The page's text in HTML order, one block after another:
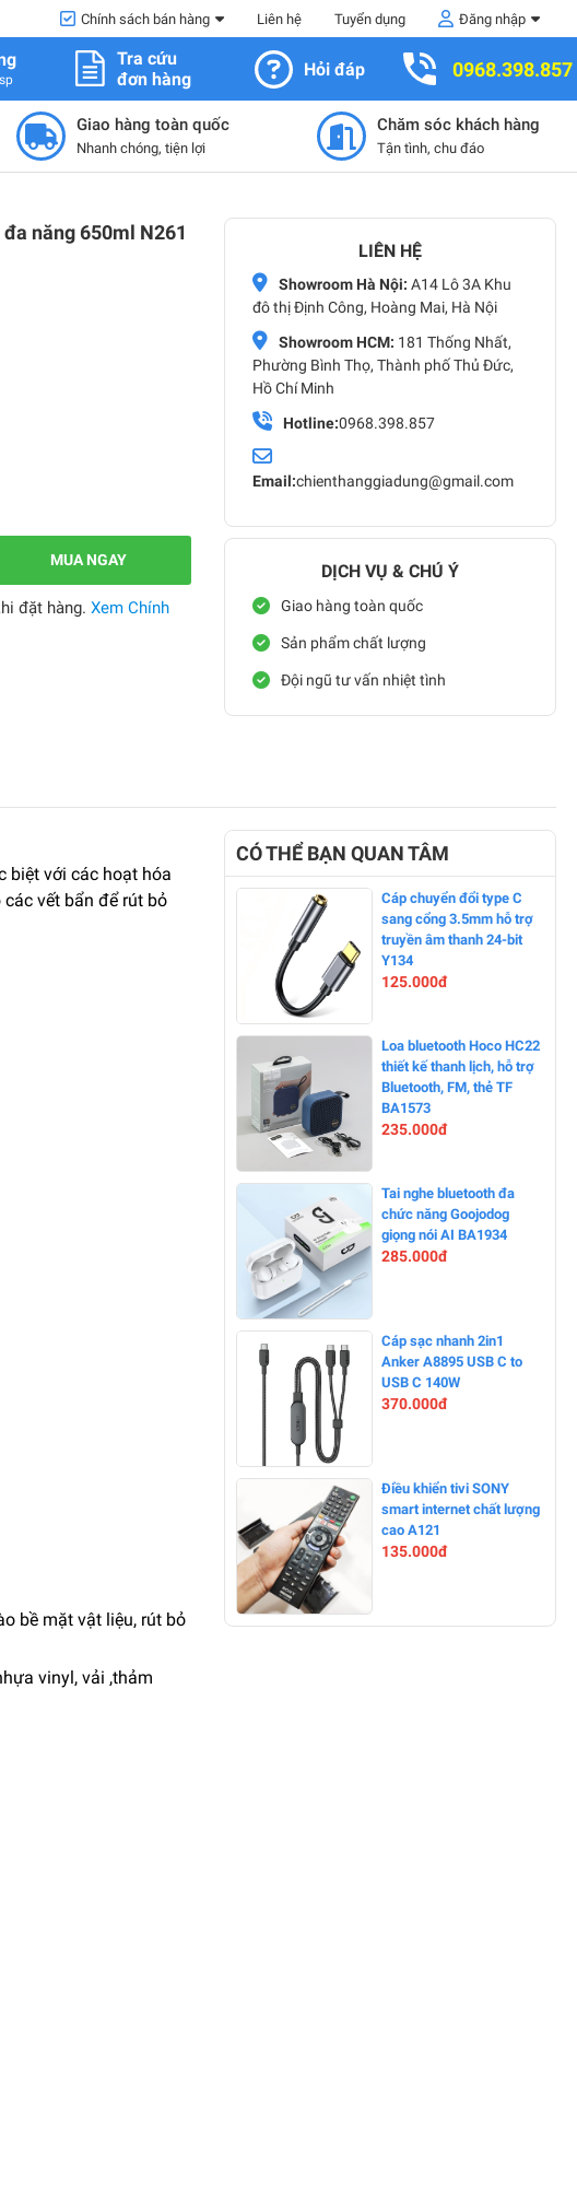
Chính sách bán hàng Liên hệ Tuyển dụng Đăng nhập
Tra cứu
đơn hàng
Hỏi đáp 0968.398.857
Giao hàng toàn quốc
Nhanh chóng, tiện lợi
Chăm sóc khách hàng
Tận tình, chu đáo
năng 650ml N261
MUA NGAY
đặt hàng.Xem Chính
LIÊN HỆ
Showroom Hà Nội: A14 Lô 3A Khu
đô thị Định Công, Hoàng Mai, Hà Nội
Showroom HCM: 181 Thống Nhất,
Phường Bình Thọ, Thành phố Thủ Đức,
Hồ Chí Minh
Hotline:0968.398.857
Email:chienthanggiadung@gmail.com
DỊCH VỤ & CHÚ Ý
Giao hàng toàn quốc
Sản phẩm chất lượng
Đội ngũ tư vấn nhiệt tình
biệt với các hoạt hóa
vết bẩn để rút bỏ
bề mặt vật liệu, rút bỏ
vinyl, vải ,thảm
CÓ THỂ BẠN QUAN TÂM
-0%
Cáp chuyển đổi type C
sang cổng 3.5mm hỗ trợ
truyền âm thanh 24-bit
Y134
125.000đ
-0%
Loa bluetooth Hoco HC22
thiết kế thanh lịch, hỗ trợ
Bluetooth, FM, thẻ TF
BA1573
235.000đ
-0%
Tai nghe bluetooth đa
chức năng Goojodog
giọng nói AI BA1934
285.000đ
-0%
Cáp sạc nhanh 2in1
Anker A8895 USB C to
USB C 140W
370.000đ
-17%
Điều khiển tivi SONY
smart internet chất lượng
cao A121
135.000đ